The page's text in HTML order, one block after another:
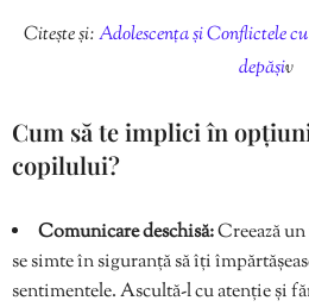
Citește și:Adolescența și Conflictele
depășiv
Cum să te implici în
copilului?
Comunicare deschisă:Creează
se simte în siguranță să îți
sentimentele. Ascultă-l cu atenție și